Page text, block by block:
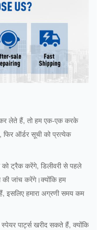
कर लेते हैं, तो हम एक-एक करके
फिर ऑर्डर सूची को प्रत्येक
को ट्रैक करेंगे, डिलीवरी से पहले
जांच करेंगे।क्योंकि हम
इसलिए हमारा अग्रणी समय कम
पार्ट्स खरीद सकते हैं, क्योंकि